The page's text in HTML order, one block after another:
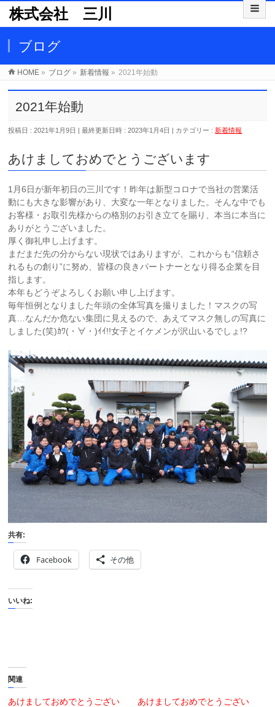
株式会社 三川
ブログ
HOME » ブログ » 新着情報 » 2021年始動
2021年始動
投稿日 : 2021年1月9日 最終更新日時 : 2023年1月4日 カテゴリー : 新着情報
あけましておめでとうございます
1月6日が新年初日の三川です！昨年は新型コロナで当社の営業活
動にも大きな影響があり、大変な一年となりました。そんな中でも
お客様・お取引先様からの格別のお引き立てを賜り、本当に本当に
ありがとうございました。
厚く御礼申し上げます。
まだまだ先の分からない現状ではありますが、これからも“信頼さ
れるもの創り”に努め、皆様の良きパートナーとなり得る企業を目
指します。
本年もどうぞよろしくお願い申し上げます。
毎年恒例となりました年頭の全体写真を撮りました！マスクの写
真…なんだか危ない集団に見えるので、あえてマスク無しの写真に
しました(笑)ｶﾜ(・∀・)ｲｲ!!女子とイケメンが沢山いるでしょ!?
共有:
Facebook その他
いいね:
関連
あけましておめでとうござい
あけましておめでとうござい